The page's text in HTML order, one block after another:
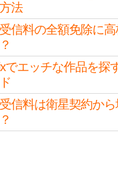
法
信料の全額免除に
でエッチな作品を探
信料は衛星契約か